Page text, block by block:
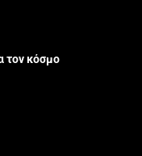
τον κόσμο